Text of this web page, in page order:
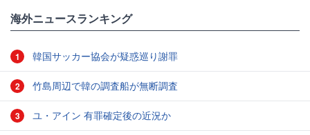
海外ニュースランキング
1 韓国サッカー協会が疑惑巡り謝罪
2 竹島周辺で韓の調査船が無断調査
3 ユ・アイン 有罪確定後の近況か